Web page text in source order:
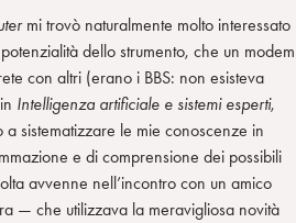
mi trovò naturalmente molto interessato
dello strumento, che un modem
con altri (erano i BBS: non esisteva
Intelligenza artificiale e sistemi esperti,
sistematizzare le mie conoscenze in
e di comprensione dei possibili
avvenne nell’incontro con un amico
— che utilizzava la meravigliosa novità